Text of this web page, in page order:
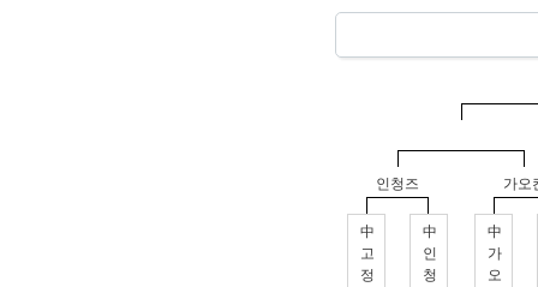
인청즈
中
고
정
中
인
청
가오
中
가
오